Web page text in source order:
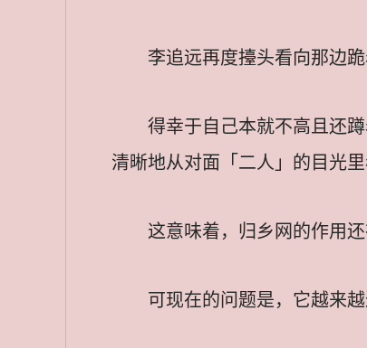
李追远再度擡头看向那边
得幸于自己本就不高且还
清晰地从对面「二人」的目光里
这意味着，归乡网的作用还
可现在的问题是，它越来